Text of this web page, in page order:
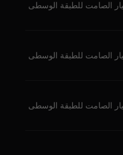
الصامت للطبقة الوسطى
الصامت للطبقة الوسطى
الصامت للطبقة الوسطى